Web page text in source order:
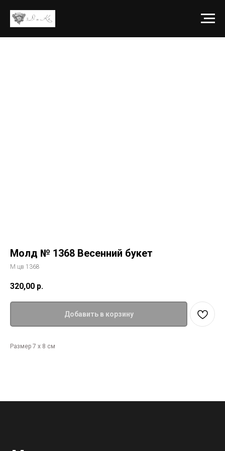
Молд № 1368 Весенний букет
М цв 1368
320,00 р.
Добавить в корзину
Размер 7 х 8 см